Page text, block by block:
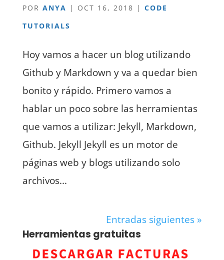
POR ANYA | OCT 16, 2018 | CODE
TUTORIALS
Hoy vamos a hacer un blog utilizando
Github y Markdown y va a quedar bien
bonito y rápido. Primero vamos a
hablar un poco sobre las herramientas
que vamos a utilizar: Jekyll, Markdown,
Github. Jekyll Jekyll es un motor de
páginas web y blogs utilizando solo
archivos...
Entradas siguientes »
Herramientas gratuitas